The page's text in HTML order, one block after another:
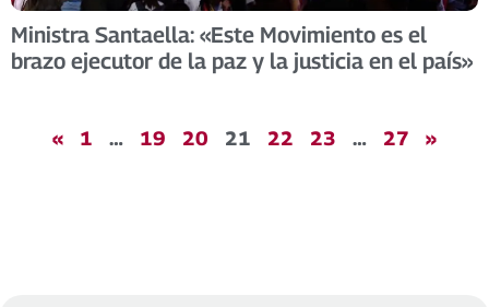
Ministra Santaella: «Este Movimiento es el
brazo ejecutor de la paz y la justicia en el país»
« 1 … 19 20 21 22 23 … 27 »